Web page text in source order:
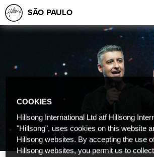
SÃO PAULO
COOKIES
Hillsong International Ltd atf Hillsong
"Hillsong", uses cookies on this website
Hillsong websites. By accepting the use
Hillsong websites, you permit us to